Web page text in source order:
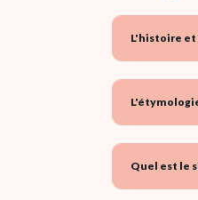
L'histoire et
Quel est le